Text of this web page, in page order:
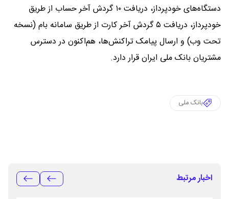
دستگاه‌های خودپرداز، دریافت ۱۰ گردش آخر حساب از طریق
خودپرداز، دریافت ۵ گردش آخر کارت از طریق سامانه بام (نسخه
تحت وب) و ارسال پیامک تراکنش‌ها، هم‌اکنون در دسترس
مشتریان بانک ملی ایران قرار دارد.
بانک ملی
اخبار مرتبط